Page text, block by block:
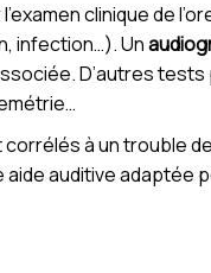
clinique de
infection…). Un
D’autres
à un trouble
aide auditive adaptée